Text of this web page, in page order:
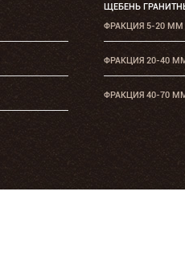
ЩЕБЕНЬ
ФРАКЦИЯ 5-20 ММ
ФРАКЦИЯ 20-40
ФРАКЦИЯ 40-70